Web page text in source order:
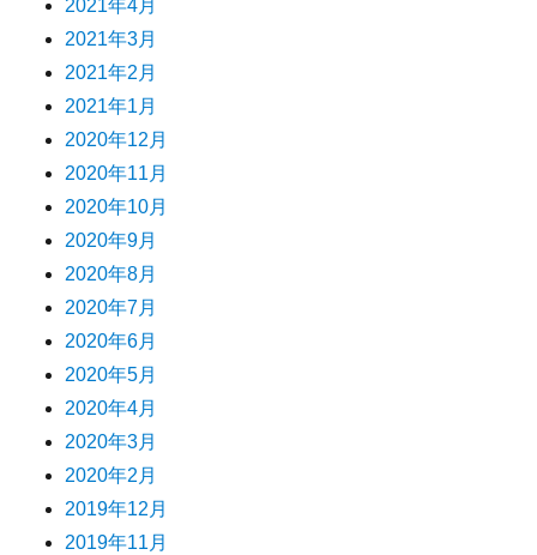
2021年4月
2021年3月
2021年2月
2021年1月
2020年12月
2020年11月
2020年10月
2020年9月
2020年8月
2020年7月
2020年6月
2020年5月
2020年4月
2020年3月
2020年2月
2019年12月
2019年11月